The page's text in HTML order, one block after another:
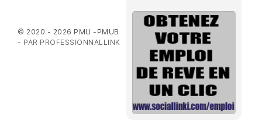
© 2020 - 2026 PMU -PMUB
- PAR PROFESSIONNALLINK